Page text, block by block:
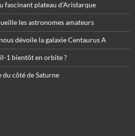
fascinant plateau d’Aristarque
les astronomes amateurs
dévoile la galaxie Centaurus A
1 bientôt en orbite ?
du côté de Saturne